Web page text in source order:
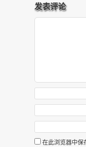
发表评论
在此浏览器中保